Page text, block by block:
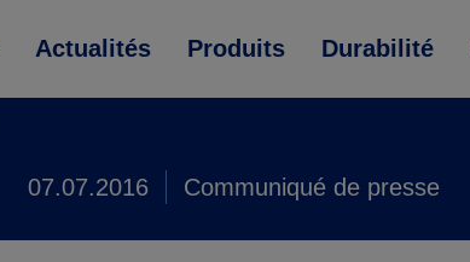
Actualités Produits Durabilité
07.07.2016 Communiqué de presse